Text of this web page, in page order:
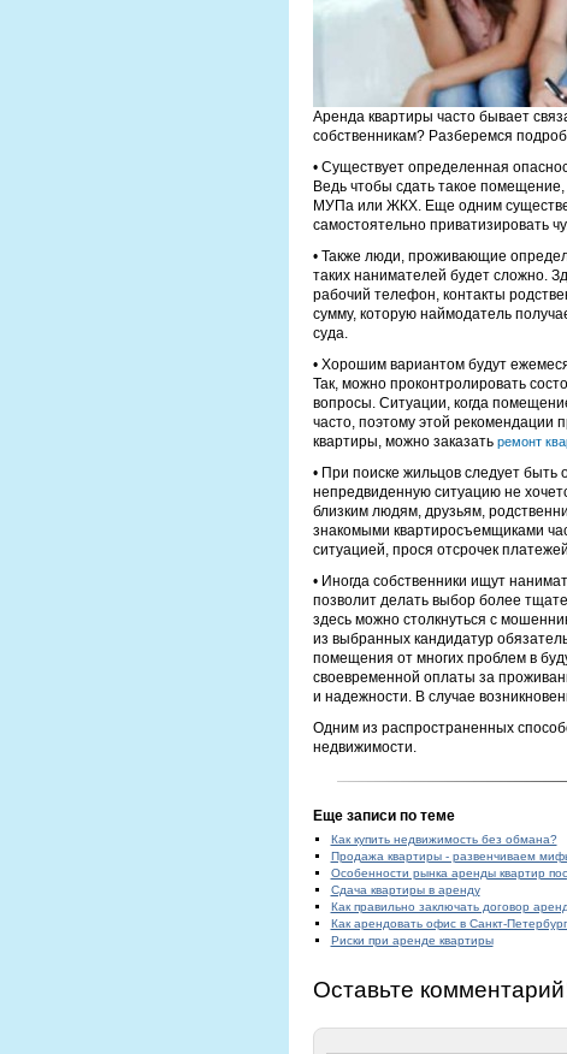
Аренда квартиры часто бывает
собственникам? Разберемся
• Существует определенная
Ведь чтобы сдать такое
МУПа или ЖКХ. Еще одним
самостоятельно приватизировать
• Также люди, проживающие
таких нанимателей будет сложно.
рабочий телефон, контакты
сумму, которую наймодатель
суда.
• Хорошим вариантом будут
Так, можно проконтролировать
вопросы. Ситуации, когда
часто, поэтому этой рекомендации
квартиры, можно заказать ремонт
• При поиске жильцов следует
непредвиденную ситуацию не
близким людям, друзьям,
знакомыми квартиросъемщиками
ситуацией, прося отсрочек
• Иногда собственники ищут
позволит делать выбор более
здесь можно столкнуться с
из выбранных кандидатур
помещения от многих проблем в
своевременной оплаты за
и надежности. В случае
Одним из распространенных
недвижимости.
Еще записи по теме
Как купить недвижимость без обмана?
Продажа квартиры - развенчиваем
Особенности рынка аренды квартир
Сдача квартиры в аренду
Как правильно заключать договор
Как арендовать офис в Санкт-
Риски при аренде квартиры
Оставьте